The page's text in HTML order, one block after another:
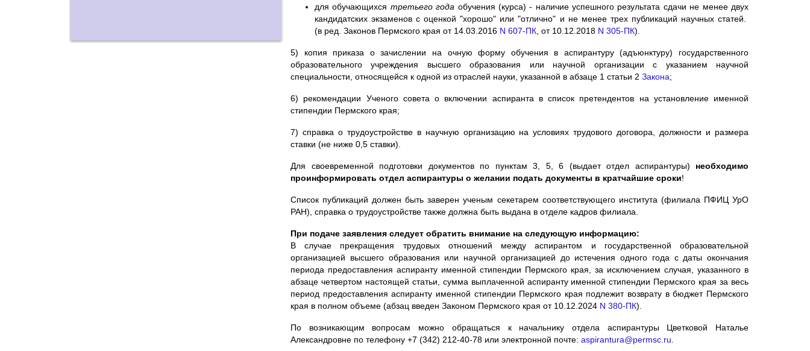
для обучающихся третьего года обучения (курса) - наличие успешного результата сдачи не менее двух
кандидатских экзаменов с оценкой "хорошо" или "отлично" и не менее трех публикаций научных статей.
(в ред. Законов Пермского края от 14.03.2016 N 607-ПК , от 10.12.2018 N 305-ПК).
5) копия приказа о зачислении на очную форму обучения в аспирантуру (адъюнктуру) государственного
образовательного учреждения высшего образования или научной организации с указанием научной
специальности, относящейся к одной из отраслей науки, указанной в абзаце 1 статьи 2 Закона;
6) рекомендации Ученого совета о включении аспиранта в список претендентов на установление именной
стипендии Пермского края;
7) справка о трудоустройстве в научную организацию на условиях трудового договора, должности и размера
ставки (не ниже 0,5 ставки).
Для своевременной подготовки документов по пунктам 3, 5, 6 (выдает отдел аспирантуры) необходимо
проинформировать отдел аспирантуры о желании подать документы в кратчайшие сроки!
Список публикаций должен быть заверен ученым секетарем соответствующего института (филиала ПФИЦ УрО
РАН), справка о трудоустройстве также должна быть выдана в отделе кадров филиала.
При подаче заявления следует обратить внимание на следующую информацию:
В случае прекращения трудовых отношений между аспирантом и государственной образовательной
организацией высшего образования или научной организацией до истечения одного года с даты окончания
периода предоставления аспиранту именной стипендии Пермского края, за исключением случая, указанного в
абзаце четвертом настоящей статьи, сумма выплаченной аспиранту именной стипендии Пермского края за весь
период предоставления аспиранту именной стипендии Пермского края подлежит возврату в бюджет Пермского
края в полном объеме (абзац введен Законом Пермского края от 10.12.2024 N 380-ПК).
По возникающим вопросам можно обращаться к начальнику отдела аспирантуры Цветковой Наталье
Александровне по телефону +7 (342) 212-40-78 или электронной почте: aspirantura@permsc.ru